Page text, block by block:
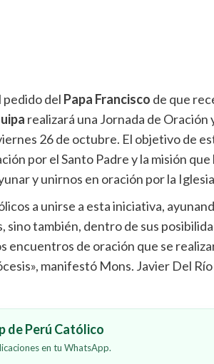
del Papa Francisco de que
realizará una Jornada de Oración
26 de octubre. El objetivo de
por el Santo Padre y la misión que
y unirnos en oración por la
a unirse a esta iniciativa,
sino también, dentro de sus
encuentros de oración que se
manifestó Mons. Javier Del Río
de Perú Católico
en tu WhatsApp.